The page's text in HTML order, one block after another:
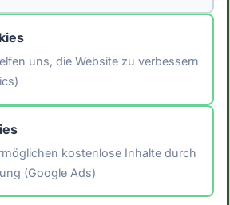
zu erhalten.*
🖨️ Artikel drucken
Blog
uns, die Website zu verbessern
kostenlose Inhalte durch
(Google Ads)